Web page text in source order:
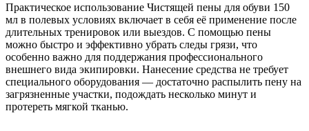
Практическое использование Чистящей пены для обуви 150
мл в полевых условиях включает в себя её применение после
длительных тренировок или выездов. С помощью пены
можно быстро и эффективно убрать следы грязи, что
особенно важно для поддержания профессионального
внешнего вида экипировки. Нанесение средства не требует
специального оборудования — достаточно распылить пену на
загрязненные участки, подождать несколько минут и
протереть мягкой тканью.